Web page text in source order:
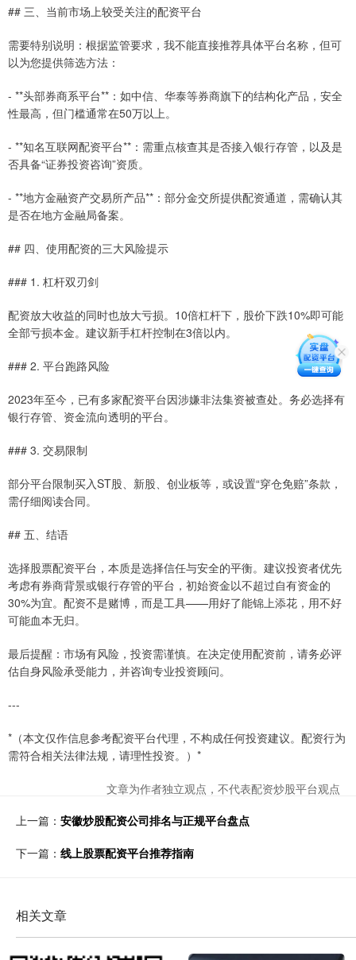
## 三、当前市场上较受关注的配资平台
需要特别说明：根据监管要求，我不能直接推荐具体平台名称，但可
以为您提供筛选方法：
- **头部券商系平台**：如中信、华泰等券商旗下的结构化产品，安全
性最高，但门槛通常在50万以上。
- **知名互联网配资平台**：需重点核查其是否接入银行存管，以及是
否具备“证券投资咨询”资质。
- **地方金融资产交易所产品**：部分金交所提供配资通道，需确认其
是否在地方金融局备案。
## 四、使用配资的三大风险提示
### 1. 杠杆双刃剑
配资放大收益的同时也放大亏损。10倍杠杆下，股价下跌10%即可能
全部亏损本金。建议新手杠杆控制在3倍以内。
### 2. 平台跑路风险
2023年至今，已有多家配资平台因涉嫌非法集资被查处。务必选择有
银行存管、资金流向透明的平台。
### 3. 交易限制
部分平台限制买入ST股、新股、创业板等，或设置“穿仓免赔”条款，
需仔细阅读合同。
## 五、结语
选择股票配资平台，本质是选择信任与安全的平衡。建议投资者优先
考虑有券商背景或银行存管的平台，初始资金以不超过自有资金的
30%为宜。配资不是赌博，而是工具——用好了能锦上添花，用不好
可能血本无归。
最后提醒：市场有风险，投资需谨慎。在决定使用配资前，请务必评
估自身风险承受能力，并咨询专业投资顾问。
---
*（本文仅作信息参考配资平台代理，不构成任何投资建议。配资行为
需符合相关法律法规，请理性投资。）*
文章为作者独立观点，不代表配资炒股平台观点
上一篇： 安徽炒股配资公司排名与正规平台盘点
下一篇： 线上股票配资平台推荐指南
相关文章